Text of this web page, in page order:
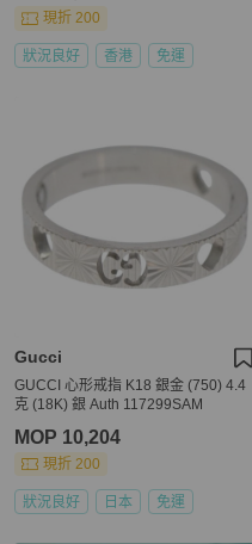
現折 200
狀況良好 香港 免運
Gucci
GUCCI 心形戒指 K18 銀金 (750) 4.4
克 (18K) 銀 Auth 117299SAM
MOP 10,204
現折 200
狀況良好 日本 免運